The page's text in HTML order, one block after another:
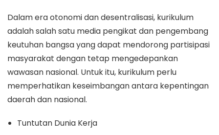
Dalam era otonomi dan desentralisasi, kurikulum
adalah salah satu media pengikat dan pengembang
keutuhan bangsa yang dapat mendorong partisipasi
masyarakat dengan tetap mengedepankan
wawasan nasional. Untuk itu, kurikulum perlu
memperhatikan keseimbangan antara kepentingan
daerah dan nasional.
Tuntutan Dunia Kerja